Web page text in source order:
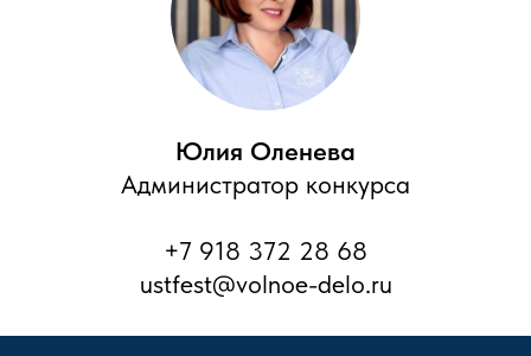
Юлия Оленева
Администратор конкурса
+7 918 372 28 68
ustfest@volnoe-delo.ru